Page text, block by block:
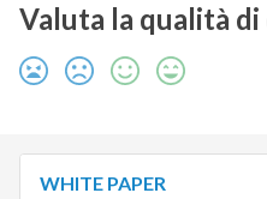
Valuta la qualità
WHITE PAPER